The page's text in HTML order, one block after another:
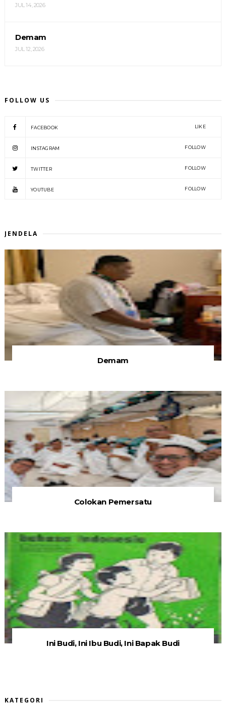
JUL 14, 2026
Demam
JUL 12, 2026
FOLLOW US
FACEBOOK LIKE
INSTAGRAM FOLLOW
TWITTER FOLLOW
YOUTUBE FOLLOW
JENDELA
Demam
Colokan Pemersatu
Ini Budi, Ini Ibu Budi, Ini Bapak Budi
KATEGORI